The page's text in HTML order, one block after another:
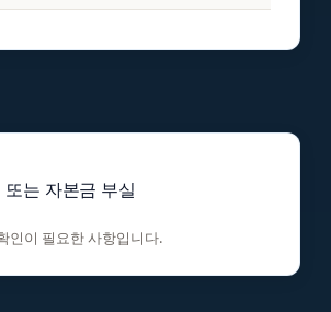
는 자본금 부실
인이 필요한 사항입니다.